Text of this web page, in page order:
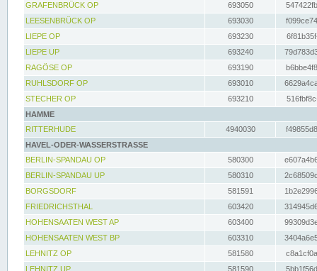
GRAFENBRÜCK OP
693050
LEESENBRÜCK OP
693030
LIEPE OP
693230
LIEPE UP
693240
RAGÖSE OP
693190
RUHLSDORF OP
693010
STECHER OP
693210
HAMME
RITTERHUDE
4940030
HAVEL-ODER-WASSERSTRASSE
BERLIN-SPANDAU OP
580300
BERLIN-SPANDAU UP
580310
BORGSDORF
581591
FRIEDRICHSTHAL
603420
HOHENSAATEN WEST AP
603400
HOHENSAATEN WEST BP
603310
LEHNITZ OP
581580
LEHNITZ UP
581590